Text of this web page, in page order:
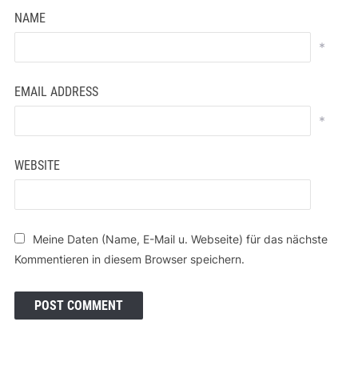
NAME
*
EMAIL ADDRESS
*
WEBSITE
Meine Daten (Name, E-Mail u. Webseite) für das nächste
Kommentieren in diesem Browser speichern.